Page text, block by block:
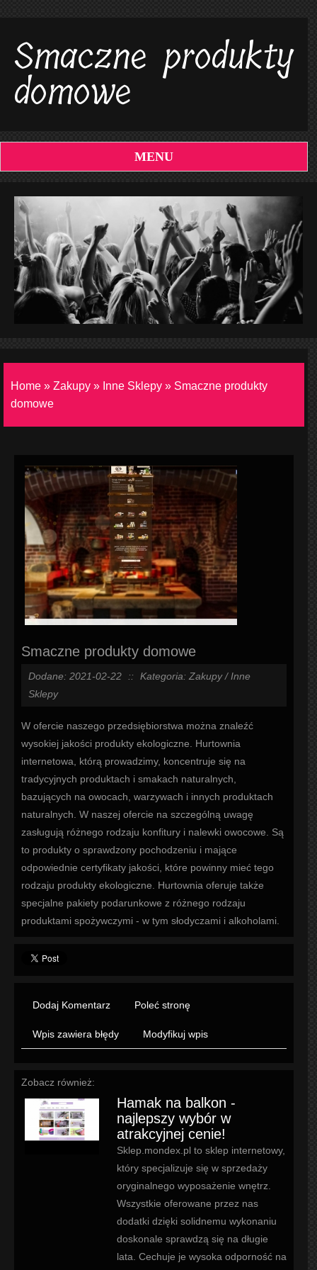
Smaczne produkty
domowe
MENU
Home » Zakupy » Inne Sklepy » Smaczne produkty
domowe
Smaczne produkty domowe
Dodane: 2021-02-22 ::
Kategoria: Zakupy / Inne
Sklepy
W ofercie naszego przedsiębiorstwa można znaleźć
wysokiej jakości produkty ekologiczne. Hurtownia
internetowa, którą prowadzimy, koncentruje się na
tradycyjnych produktach i smakach naturalnych,
bazujących na owocach, warzywach i innych produktach
naturalnych. W naszej ofercie na szczególną uwagę
zasługują różnego rodzaju konfitury i nalewki owocowe. Są
to produkty o sprawdzony pochodzeniu i mające
odpowiednie certyfikaty jakości, które powinny mieć tego
rodzaju produkty ekologiczne. Hurtownia oferuje także
specjalne pakiety podarunkowe z różnego rodzaju
produktami spożywczymi - w tym słodyczami i alkoholami.
Dodaj Komentarz Poleć stronę
Wpis zawiera błędy Modyfikuj wpis
Zobacz również:
Hamak na balkon -
najlepszy wybór w
atrakcyjnej cenie!
Sklep.mondex.pl to sklep internetowy,
który specjalizuje się w sprzedaży
oryginalnego wyposażenie wnętrz.
Wszystkie oferowane przez nas
dodatki dzięki solidnemu wykonaniu
doskonale sprawdzą się na długie
lata. Cechuje je wysoka odporność na